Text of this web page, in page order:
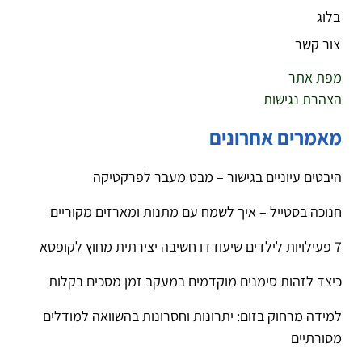
בלוג
צור קשר
מפת אתר
הצהרת נגישות
מאמרים אחרונים
היבטים עיוניים בגישור – מבט מעבר לפרקטיקה
חנוכה בסטייל – איך לשמח עם מתנות ומארזים מקוריים
7 פעילויות לילדים שיעודדו חשיבה יצירתית מחוץ לקופסא
כיצד לזהות סימנים מוקדמים במעקב זמן מסכים בקלות
למידה מרחוק בזום: יתרונות וחסרונות בהשוואה למודלים
מסורתיים